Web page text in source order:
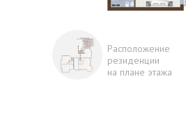
Расположение
резиденции
на плане этажа